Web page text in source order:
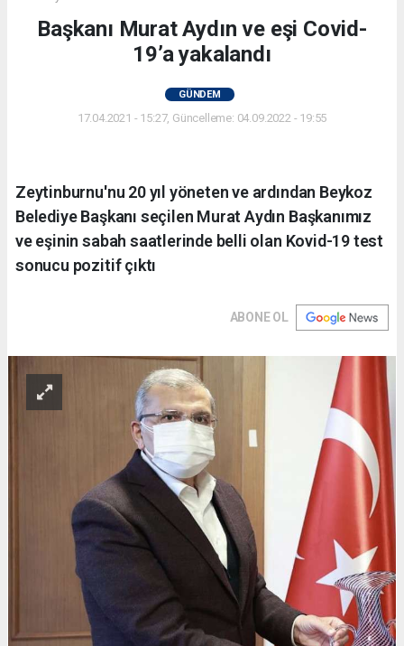
Başkanı Murat Aydın ve eşi Covid-
19’a yakalandı
GÜNDEM
17.04.2021 - 15:27, Güncelleme: 04.09.2022 - 19:55
Zeytinburnu'nu 20 yıl yöneten ve ardından Beykoz
Belediye Başkanı seçilen Murat Aydın Başkanımız
ve eşinin sabah saatlerinde belli olan Kovid-19 test
sonucu pozitif çıktı
ABONE OL